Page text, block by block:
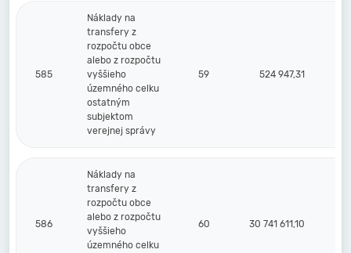
585
Náklady na
transfery z
rozpočtu obce
alebo z rozpočtu
vyššieho
územného celku
ostatným
subjektom
verejnej správy
59 524 947,31
586
Náklady na
transfery z
rozpočtu obce
alebo z rozpočtu
vyššieho
územného celku
60 30 741 611,10